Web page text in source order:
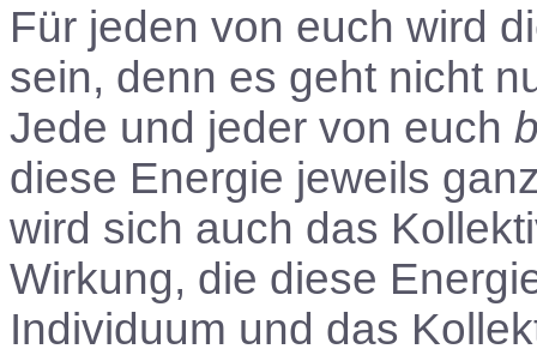
Für jeden von euch wird
sein, denn es geht nicht
Jede und jeder von euch
diese Energie jeweils
wird sich auch das
Wirkung, die diese
Individuum und das